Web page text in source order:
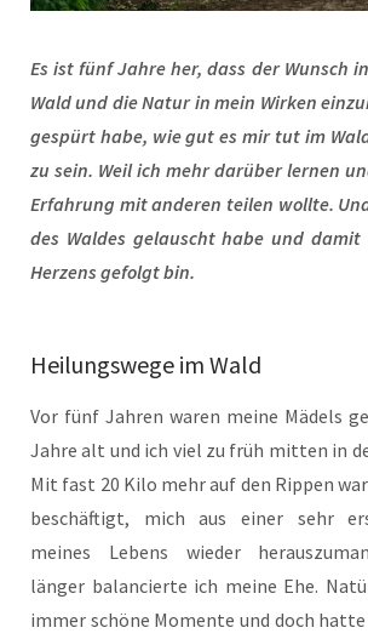
Es ist fünf Jahre her, dass der Wunsch
Wald und die Natur in mein Wirken
gespürt habe, wie gut es mir tut im
zu sein. Weil ich mehr darüber lernen
Erfahrung mit anderen teilen wollte.
des Waldes gelauscht habe und damit
Herzens gefolgt bin.
Heilungswege im Wald
Vor fünf Jahren waren meine Mädels
Jahre alt und ich viel zu früh mitten in
Mit fast 20 Kilo mehr auf den Rippen
beschäftigt, mich aus einer sehr
meines Lebens wieder
länger balancierte ich meine Ehe.
immer schöne Momente und doch